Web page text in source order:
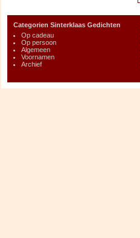
Categorien Sinterklaas Gedichten
Op cadeau
Op persoon
Algemeen
Voornamen
Archief